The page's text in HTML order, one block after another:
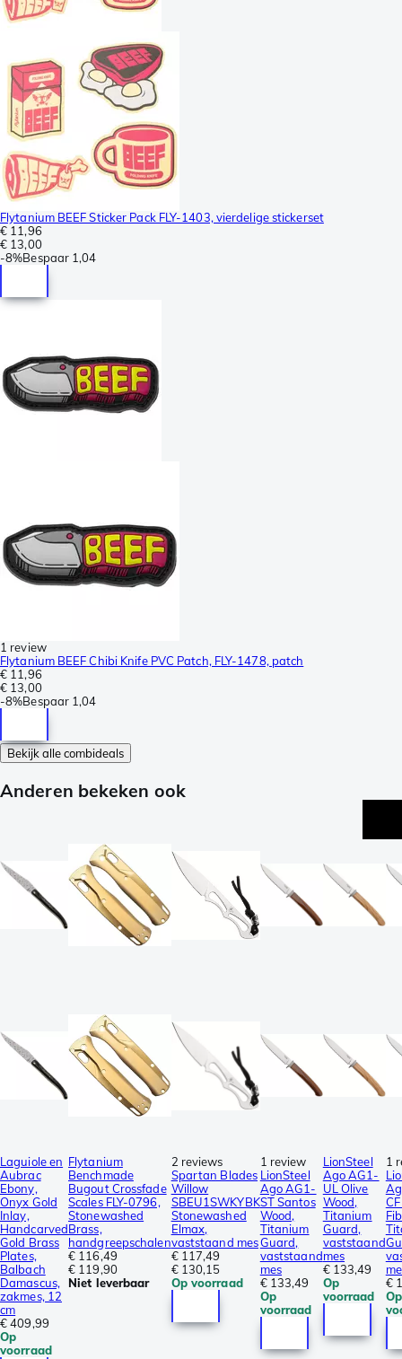
Flytanium BEEF Sticker Pack FLY-1403, vierdelige stickerset
€ 11,96
€ 13,00
-8%Bespaar 1,04
1 review
Flytanium BEEF Chibi Knife PVC Patch, FLY-1478, patch
€ 11,96
€ 13,00
-8%Bespaar 1,04
Bekijk alle combideals
Anderen bekeken ook
Laguiole en
Aubrac
Ebony,
Onyx Gold
Inlay,
Handcarved
Gold Brass
Plates,
Balbach
Damascus,
zakmes, 12
cm
€ 409,99
Op
voorraad
Flytanium
Benchmade
Bugout Crossfade
Scales FLY-0796,
Stonewashed
Brass,
handgreepschalen
€ 116,49
€ 119,90
Niet leverbaar
2 reviews
Spartan Blades
Willow
SBEU1SWKYBK
Stonewashed
Elmax,
vaststaand mes
€ 117,49
€ 130,15
Op voorraad
1 review
LionSteel
Ago AG1-
ST Santos
Wood,
Titanium
Guard,
vaststaand
mes
€ 133,49
Op
voorraad
LionSteel
Ago AG1-
UL Olive
Wood,
Titanium
Guard,
vaststaand
mes
€ 133,49
Op
voorraad
1
€
Op